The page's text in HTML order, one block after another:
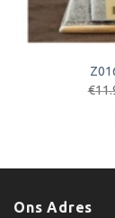
€
Ons Adres